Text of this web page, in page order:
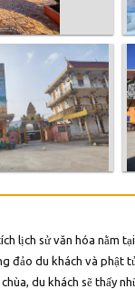
lịch sử văn hóa nằm
đảo du khách và phật
du khách sẽ thấy